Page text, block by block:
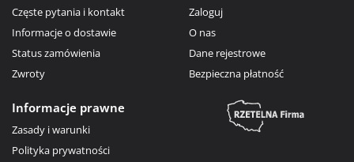
Częste pytania i kontakt
Informacje o dostawie
Status zamówienia
Zwroty
Zaloguj
O nas
Dane rejestrowe
Bezpieczna płatność
Informacje prawne
Zasady i warunki
Polityka prywatności